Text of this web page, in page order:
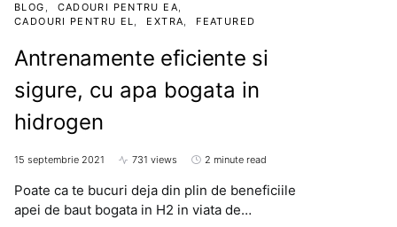
BLOG
CADOURI PENTRU EA
CADOURI PENTRU EL
EXTRA FEATURED
Antrenamente eficiente si
sigure, cu apa bogata in
hidrogen
15 septembrie 2021 731 views 2 minute read
Poate ca te bucuri deja din plin de beneficiile
apei de baut bogata in H2 in viata de…